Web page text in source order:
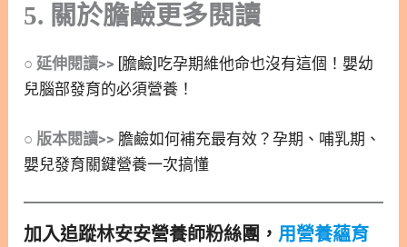
5. 關於膽鹼更多閱讀
○ 延伸閱讀>> [膽鹼]吃孕期維他命也沒有這個！嬰幼
兒腦部發育的必須營養！
○ 版本閱讀>> 膽鹼如何補充最有效？孕期、哺乳期、
嬰兒發育關鍵營養一次搞懂
加入追蹤林安安營養師粉絲團，用營養蘊育